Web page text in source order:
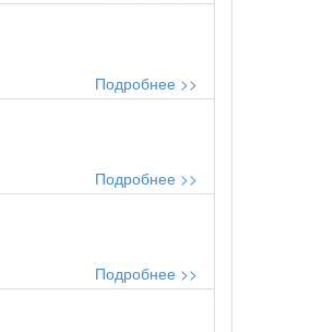
Подробнее >>
Подробнее >>
Подробнее >>